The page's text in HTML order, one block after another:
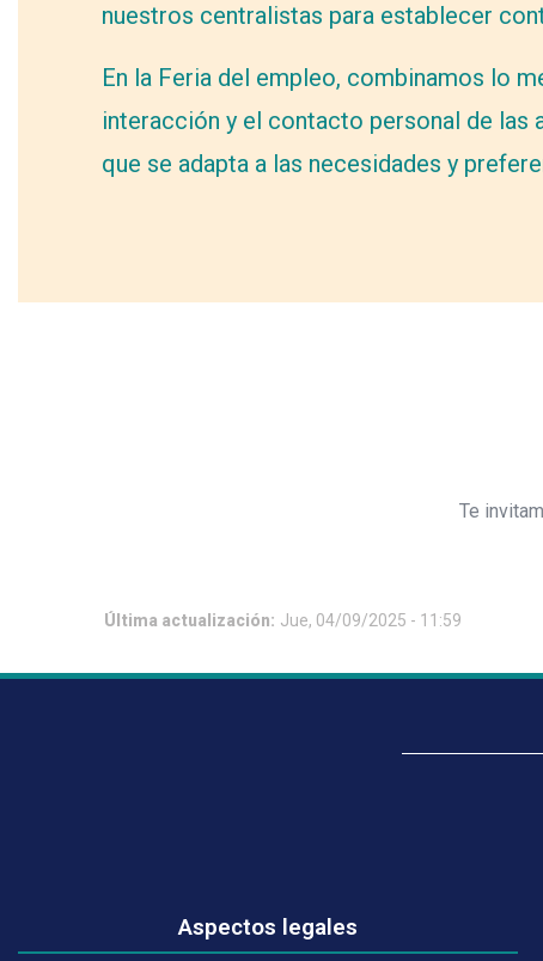
nuestros centralistas para establecer
En la Feria del empleo, combinamos lo
interacción y el contacto personal de las
que se adapta a las necesidades y
Te
Última actualización: Jue, 04/09/2025 - 11:59
Aspectos legales